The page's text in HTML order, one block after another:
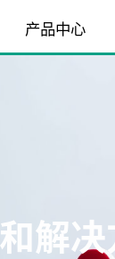
产品中心
解决